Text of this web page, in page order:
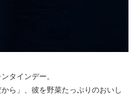
タインデー。
から」、彼を野菜たっぷりのおいし